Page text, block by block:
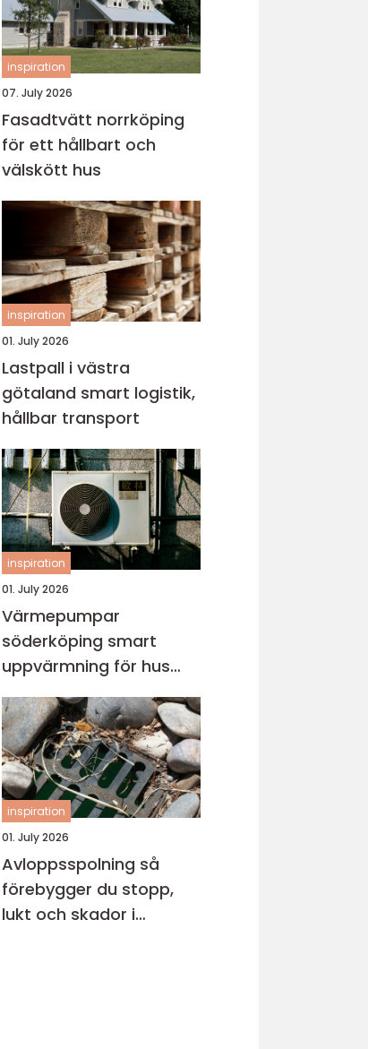
inspiration
07. July 2026
Fasadtvätt norrköping
för ett hållbart och
välskött hus
inspiration
01. July 2026
Lastpall i västra
götaland smart logistik,
hållbar transport
inspiration
01. July 2026
Värmepumpar
söderköping smart
uppvärmning för hus
och fritidsboende
inspiration
01. July 2026
Avloppsspolning så
förebygger du stopp,
lukt och skador i